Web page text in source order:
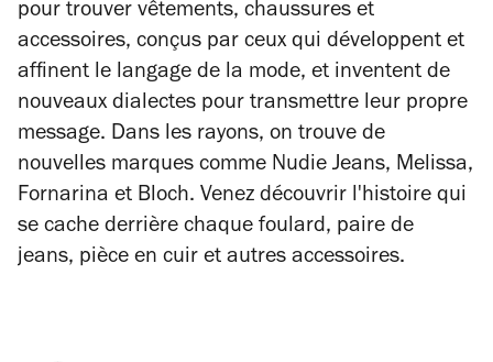
pour trouver vêtements, chaussures et
accessoires, conçus par ceux qui développent et
affinent le langage de la mode, et inventent de
nouveaux dialectes pour transmettre leur propre
message. Dans les rayons, on trouve de
nouvelles marques comme Nudie Jeans, Melissa,
Fornarina et Bloch. Venez découvrir l'histoire qui
se cache derrière chaque foulard, paire de
jeans, pièce en cuir et autres accessoires.